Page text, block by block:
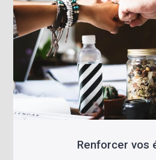
Renforcer vos